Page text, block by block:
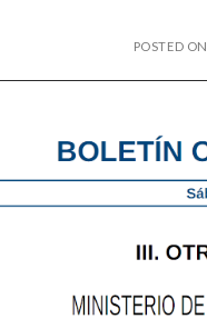
POSTED ON